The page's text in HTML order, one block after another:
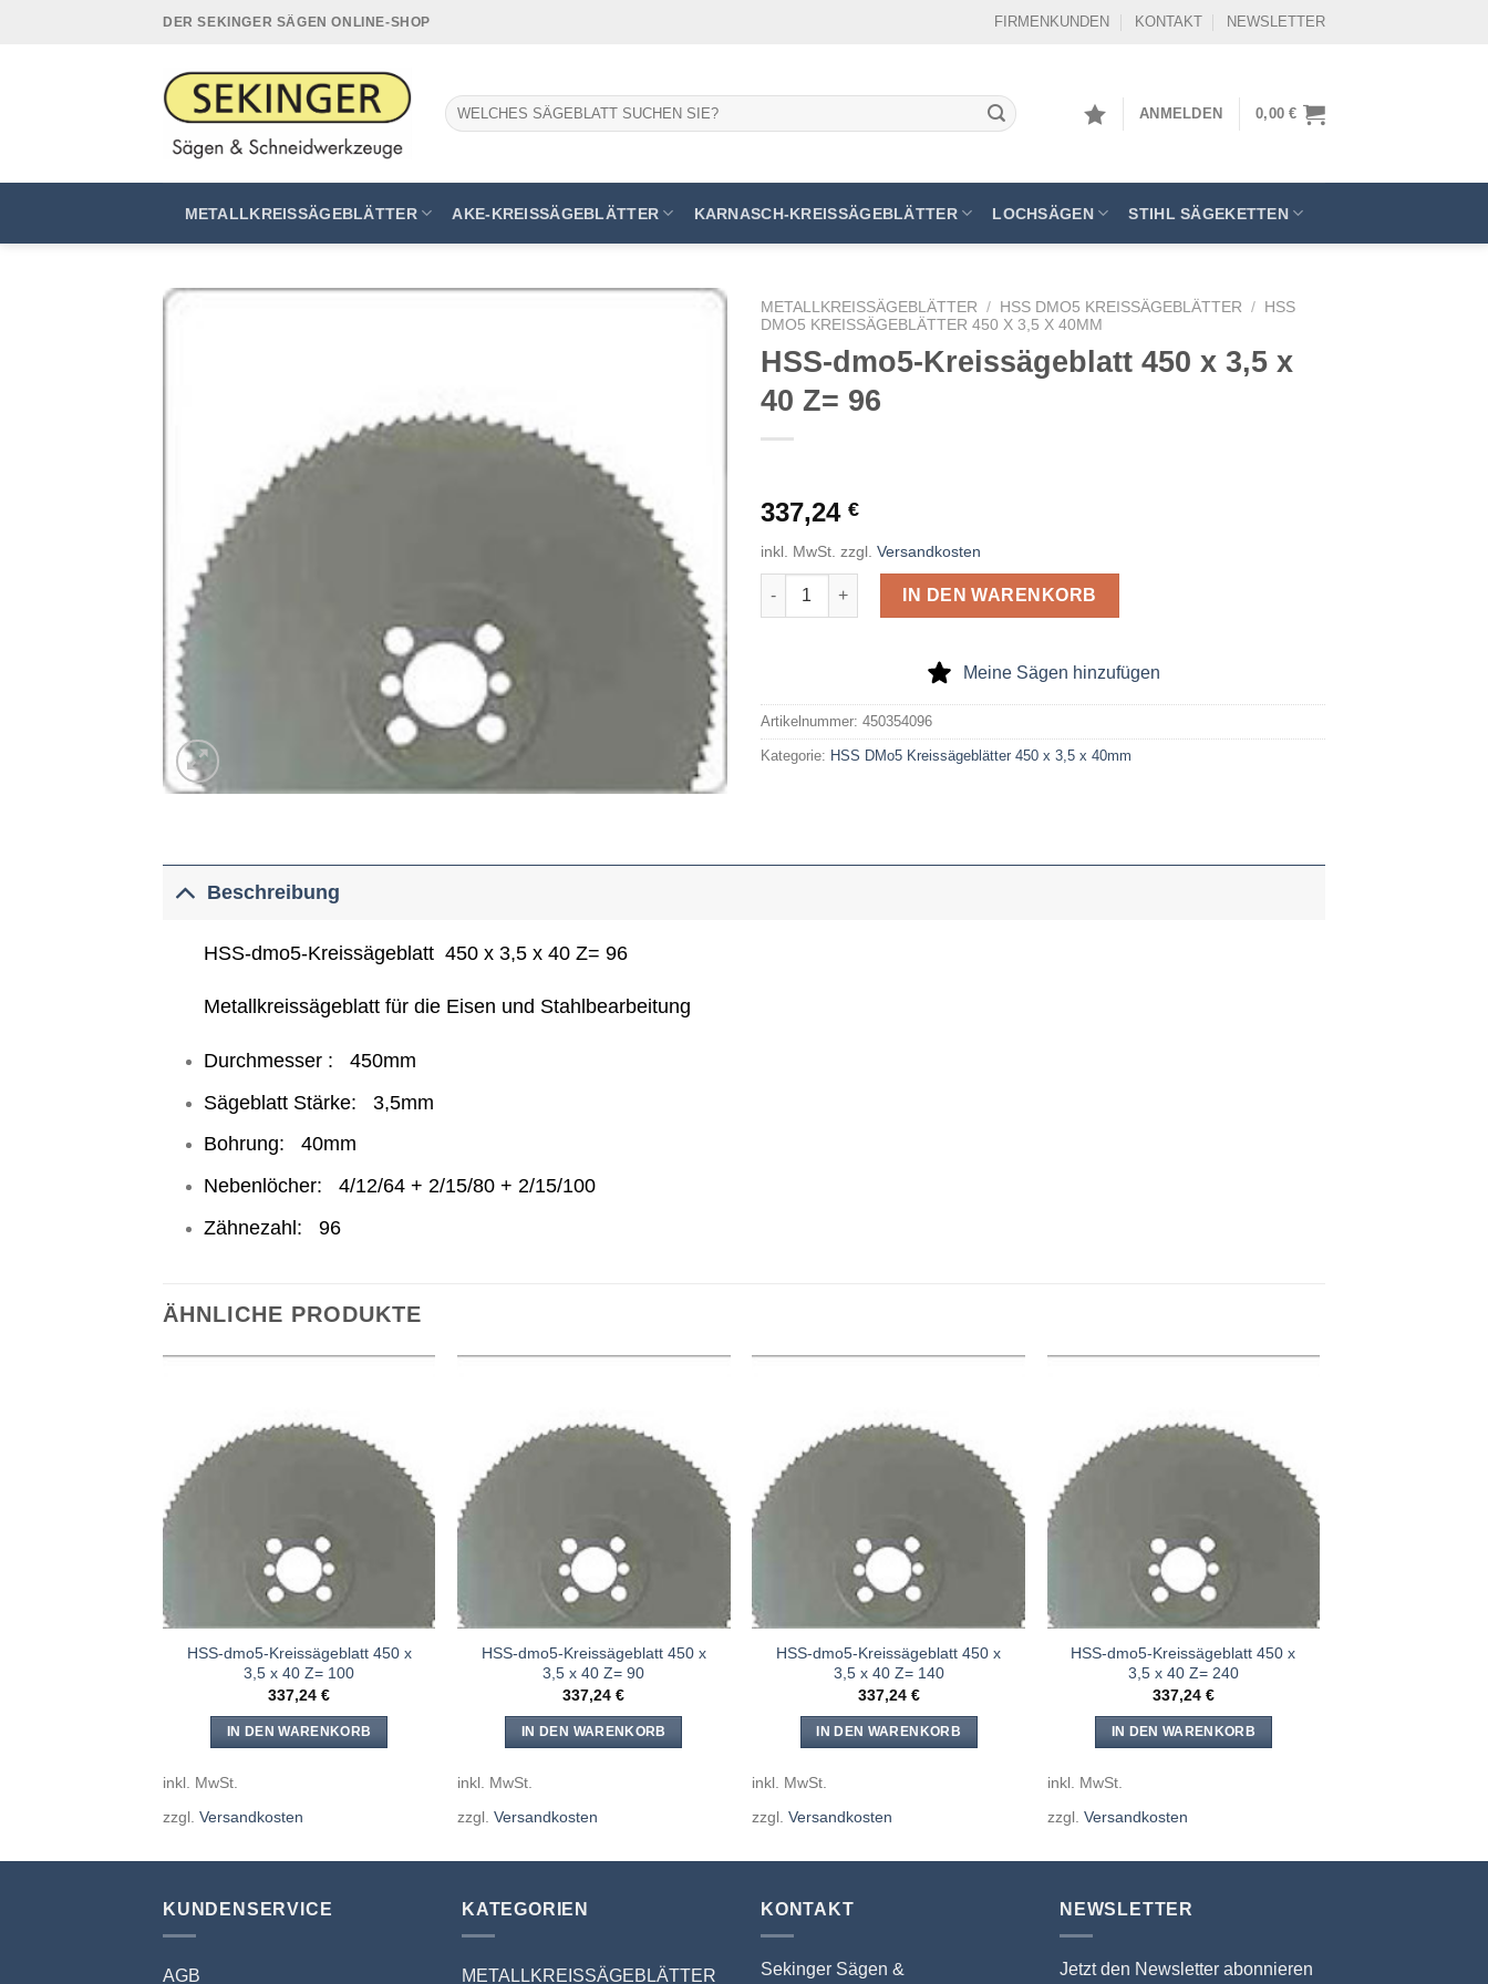
DER SEKINGER SÄGEN ONLINE-SHOP FIRMENKUNDEN KONTAKT NEWSLETTER
Suchen
nach:
ANMELDEN 0,00€
METALLKREISSÄGEBLÄTTER AKE-KREISSÄGEBLÄTTER KARNASCH-KREISSÄGEBLÄTTER LOCHSÄGEN STIHL SÄGEKETTEN
METALLKREISSÄGEBLÄTTER / HSS DMO5 KREISSÄGEBLÄTTER /
HSS
DMO5 KREISSÄGEBLÄTTER 450 X 3,5 X 40MM
HSS-dmo5-Kreissägeblatt 450 x 3,5 x
40 Z= 96
337,24 €
inkl. MwSt. zzgl. Versandkosten
HSS-dmo5-Kreissägeblatt 450 x 3,5 x 40 Z= 96 Menge
IN DEN WARENKORB
Meine Sägen hinzufügen
Artikelnummer: 450354096
Kategorie: HSS DMo5 Kreissägeblätter 450 x 3,5 x 40mm
Beschreibung
HSS-dmo5-Kreissägeblatt 450 x 3,5 x 40 Z= 96
Metallkreissägeblatt für die Eisen und Stahlbearbeitung
Durchmesser : 450mm
Sägeblatt Stärke: 3,5mm
Bohrung: 40mm
Nebenlöcher: 4/12/64 + 2/15/80 + 2/15/100
Zähnezahl: 96
ÄHNLICHE PRODUKTE
Meine
Sägen
hinzufügen
HSS-dmo5-Kreissägeblatt 450 x
3,5 x 40 Z= 100
337,24€
IN DEN WARENKORB
inkl. MwSt.
zzgl. Versandkosten
Meine
Sägen
hinzufügen
HSS-dmo5-Kreissägeblatt 450 x
3,5 x 40 Z= 90
337,24€
IN DEN WARENKORB
inkl. MwSt.
zzgl.Versandkosten
Meine
Sägen
hinzufügen
HSS-dmo5-Kreissägeblatt 450 x
3,5 x 40 Z= 140
337,24 €
IN DEN WARENKORB
inkl. MwSt.
zzgl.Versandkosten
Meine
Sägen
hinzufügen
HSS-dmo5-Kreissägeblatt 450 x
3,5 x 40 Z= 240
337,24 €
IN DEN WARENKORB
inkl. MwSt.
zzgl. Versandkosten
KUNDENSERVICE
AGB
KATEGORIEN
METALLKREISSÄGEBLÄTTER
KONTAKT
Sekinger Sägen &
NEWSLETTER
Jetzt den Newsletter abonnieren